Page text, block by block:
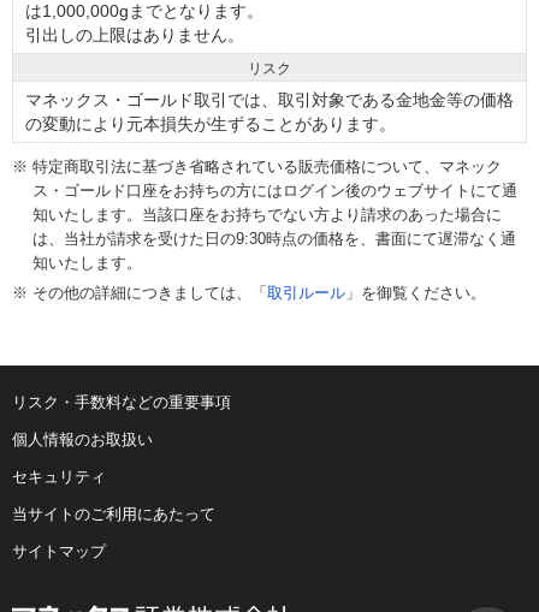
は1,000,000gまでとなります。
引出しの上限はありません。
リスク
マネックス・ゴールド取引では、取引対象である金地金等の価格
の変動により元本損失が生ずることがあります。
特定商取引法に基づき省略されている販売価格について、マネック
ス・ゴールド口座をお持ちの方にはログイン後のウェブサイトにて通
知いたします。当該口座をお持ちでない方より請求のあった場合に
は、当社が請求を受けた日の9:30時点の価格を、書面にて遅滞なく通
知いたします。
その他の詳細につきましては、「 取引ルール」を御覧ください。
リスク・手数料などの重要事項
個人情報のお取扱い
セキュリティ
当サイトのご利用にあたって
サイトマップ